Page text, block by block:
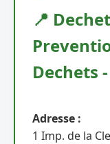
📍
Dechets -
Adresse :
1 Imp. de la